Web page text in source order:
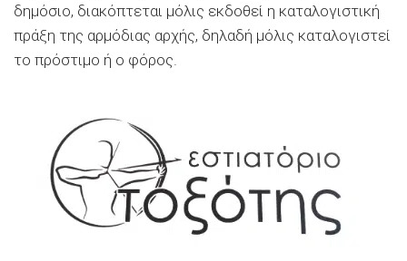
δημόσιο, διακόπτεται μόλις εκδοθεί η καταλογιστική
πράξη της αρμόδιας αρχής, δηλαδή μόλις καταλογιστεί
το πρόστιμο ή ο φόρος.